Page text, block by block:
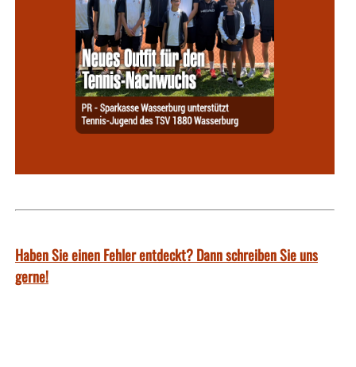
Haben Sie einen Fehler entdeckt? Dann schreiben Sie uns
gerne!